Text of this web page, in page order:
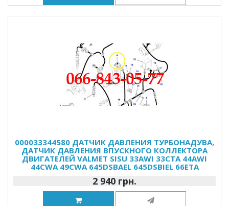
000033344580 ДАТЧИК ДАВЛЕНИЯ ТУРБОНАДУВА,
ДАТЧИК ДАВЛЕНИЯ ВПУСКНОГО КОЛЛЕКТОРА
ДВИГАТЕЛЕЙ VALMET SISU 33AWI 33CTA 44AWI
44CWA 49CWA 645DSBAEL 645DSBIEL 66ETA
2 940 грн.